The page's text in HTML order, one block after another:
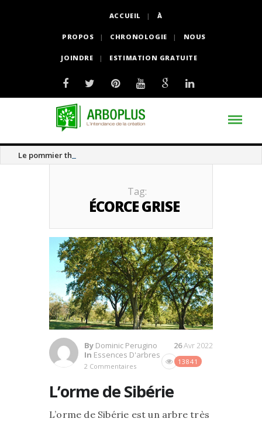
ACCUEIL À
PROPOS CHRONOLOGIE NOUS
JOINDRE ESTIMATION GRATUITE
Le pommier thé
Tag:
ÉCORCE GRISE
By Dominic Perugino
In Essences D'arbres
2 Commentaires
13841
26Avr 2022
L’orme de Sibérie
L’orme de Sibérie est un arbre très